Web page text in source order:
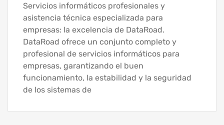
Servicios informáticos profesionales y
asistencia técnica especializada para
empresas: la excelencia de DataRoad.
DataRoad ofrece un conjunto completo y
profesional de servicios informáticos para
empresas, garantizando el buen
funcionamiento, la estabilidad y la seguridad
de los sistemas de